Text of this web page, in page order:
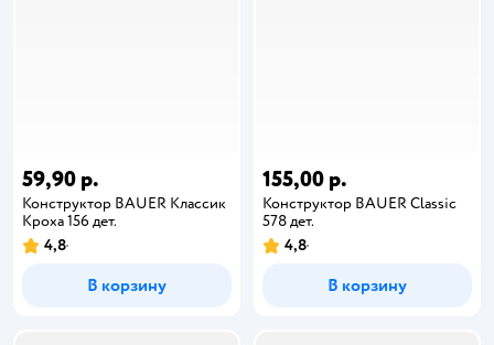
59,90 р.
Конструктор BAUER Классик
Кроха 156 дет.
4,8
В корзину
155,00 р.
Конструктор BAUER Сlassic
578 дет.
4,8
В корзину